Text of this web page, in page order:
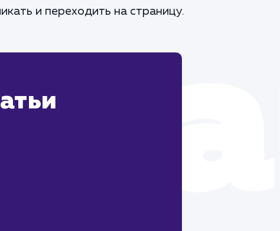
и переходить на страницу.